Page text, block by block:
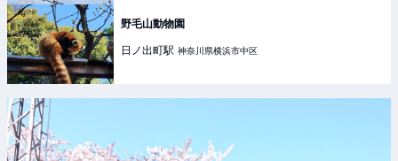
野毛山動物園
日ノ出町駅 神奈川県横浜市中区